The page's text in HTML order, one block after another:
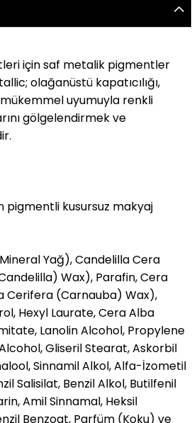
için saf metalik pigmentler
olağanüstü kapatıcılığı,
uyumuyla renkli
gölgelendirmek ve
pigmentli kusursuz makyaj
Yağ), Candelilla Cera
Wax), Parafin, Cera
Cerifera (Carnauba) Wax),
Hexyl Laurate, Cera Alba
Lanolin Alcohol, Propylene
Gliseril Stearat, Askorbil
Sinnamil Alkol, Alfa-İzometil
Salisilat, Benzil Alkol, Butilfenil
Amil Sinnamal, Heksil
Benzoat, Parfüm (Koku) ve